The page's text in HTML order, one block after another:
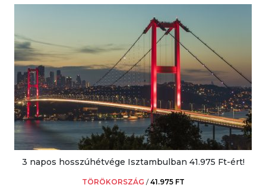
3 napos hosszúhétvége Isztambulban 41.975 Ft-ért!
TÖRÖKORSZÁG /41.975 FT